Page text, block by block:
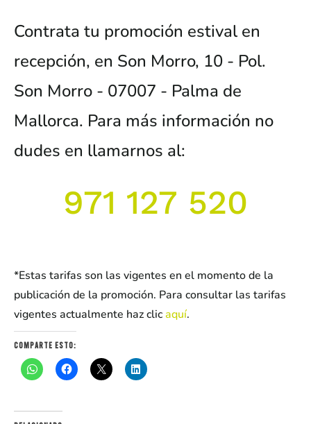
Contrata tu promoción estival en
recepción, en Son Morro, 10 - Pol.
Son Morro - 07007 - Palma de
Mallorca. Para más información no
dudes en llamarnos al:
971 127 520
*Estas tarifas son las vigentes en el momento de la
publicación de la promoción. Para consultar las tarifas
vigentes actualmente haz clicaquí.
Comparte esto: